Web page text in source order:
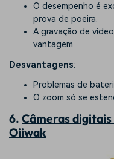
O desempenho é
prova de poeira.
A gravação de
vantagem.
Desvantagens:
Problemas de
O zoom só se
6. Câmeras
Oiiwak